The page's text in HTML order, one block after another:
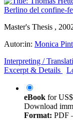
Master's Thesis ,
Autor:in: Monica
Interpreting /
Excerpt & Details
eBook for
Download
Format: PDF